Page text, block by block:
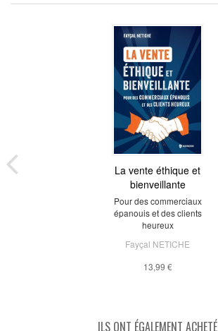
La vente éthique et
bienveillante
Pour des commerciaux
épanouis et des clients
heureux
Fayçal NETICHE
13,99 €
ILS ONT ÉGALEMENT ACHETÉ